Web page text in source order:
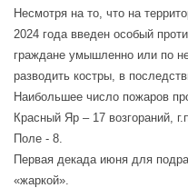
Несмотря на то, что на
2024 года введен особый
граждане умышленно или по
разводить костры, в
Наибольшее число пожаров
Красный Яр – 17 возгораний,
Поле - 8.
Первая декада июня для
«жаркой».